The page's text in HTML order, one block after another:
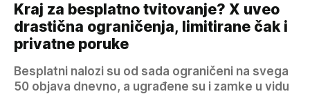
Kraj za besplatno tvitovanje? X uveo
drastična ograničenja, limitirane čak i
privatne poruke
Besplatni nalozi su od sada ograničeni na svega
50 objava dnevno, a ugrađene su i zamke u vidu